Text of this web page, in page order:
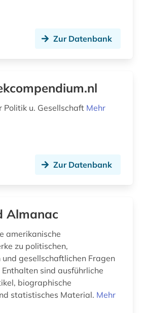
geschichte 1853-1865 (2)
geschichte 1866-1877 (1)
geschichte 1949-1999 (1)
geschichte 1993 (3)
geschichte 1999 (1)
geschichte 2008 (1)
geschichte 2011 (1)
geschichte 2012 (1)
Zur Datenbank
Politik u. Gesellschaft Mehr
Zur Datenbank
Almanac
amerikanische
zu politischen,
gesellschaftlichen Fragen
sind ausführliche
biographische
statistisches Material. Mehr